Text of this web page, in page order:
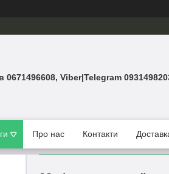
0671496608, Viber|Telegram
Про нас Контакти